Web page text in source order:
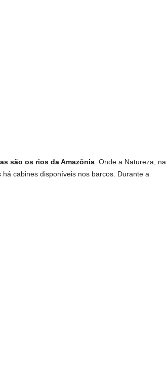
são os rios da Amazônia. Onde a Natureza, na
cabines disponíveis nos barcos. Durante a